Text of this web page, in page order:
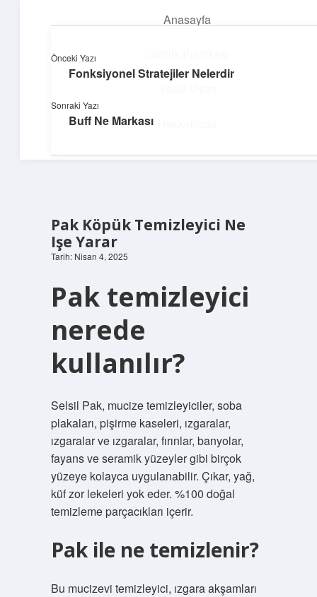
Anasayfa
Pratik Çözüm Rehberi
Hayatını kolaylaştıran zekice fikirler!
Pak Köpük Temizleyici Ne
Işe Yarar
Tarih: Nisan 4, 2025
Pak temizleyici
nerede
kullanılır?
Selsil Pak, mucize temizleyiciler, soba
plakaları, pişirme kaseleri, ızgaralar,
ızgaralar ve ızgaralar, fırınlar, banyolar,
fayans ve seramik yüzeyler gibi birçok
yüzeye kolayca uygulanabilir. Çıkar, yağ,
küf zor lekeleri yok eder. %100 doğal
temizleme parçacıkları içerir.
Pak ile ne temizlenir?
Bu mucizevi temizleyici, ızgara akşamları
Önceki Yazı
Fonksiyonel Stratejiler Nelerdir
Sonraki Yazı
Buff Ne Markası